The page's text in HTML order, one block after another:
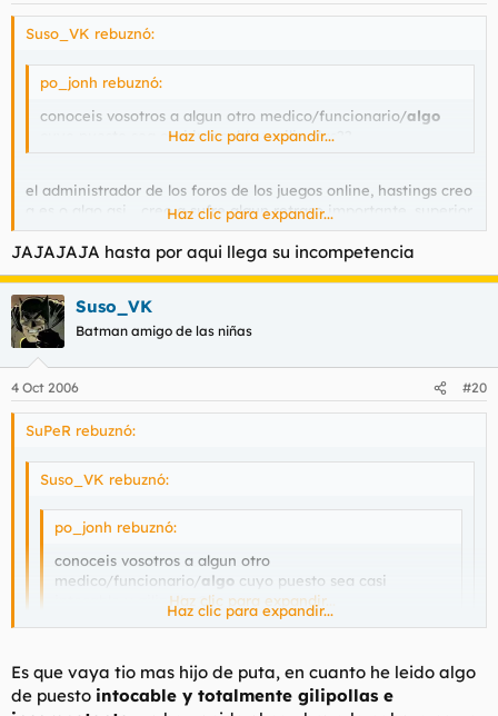
Suso_VK rebuznó:
po_jonh rebuznó:
conoceis vosotros a algun otro medico/funcionario/algo
cuyo puesto sea casi intocable y gilipollas??
Haz clic para expandir...
el administrador de los foros de los juegos online, hastings creo
q es o algo asi... creo q sufre algun retraso importante, superior
al retraso medio de los moderadores y admin de esos foros
Haz clic para expandir...
JAJAJAJA hasta por aqui llega su incompetencia
Suso_VK
Batman amigo de las niñas
4 Oct 2006 #20
SuPeR rebuznó:
Suso_VK rebuznó:
po_jonh rebuznó:
conoceis vosotros a algun otro
medico/funcionario/algo cuyo puesto sea casi
intocable y gilipollas??Haz clic para expandir...
creo q es o algo asi... creo q sufre algun retraso importante,
superior al retraso medio de los moderadores y admin de
JAJAJAJA hasta por aqui llega su incompetencia
Haz clic para expandir...
Es que vaya tio mas hijo de puta, en cuanto he leido algo
de puesto intocable y totalmente gilipollas e